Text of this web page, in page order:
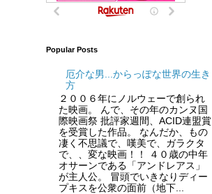
Popular Posts
厄介な男...からっぽな世界の生き
方
２００６年にノルウェーで創られ
た映画。 んで、その年のカンヌ国
際映画祭 批評家週間、ACID連盟賞
を受賞した作品。 なんだか、もの
凄く不思議で、嘆美で、ガラクタ
で、、変な映画！！ ４０歳の中年
オサーンである「アンドレアス」
が主人公。 冒頭でいきなりディー
プキスを公衆の面前（地下...